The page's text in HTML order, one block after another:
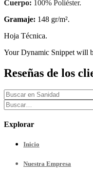
Cuerpo: 100% Poliéster.
Gramaje: 148 gr/m².
Hoja Técnica.
Your Dynamic Snippet will
Reseñas de los
Explorar
Inicio
Nuestra Empresa